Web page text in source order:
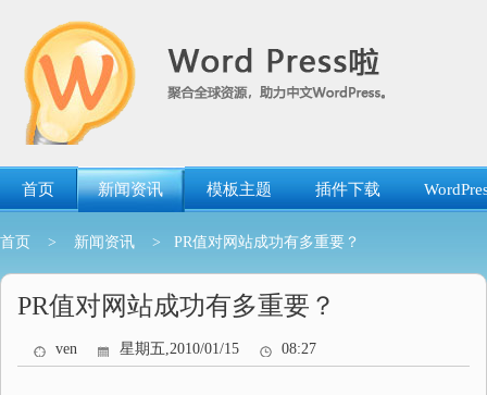
首页 新闻资讯 模板主题 插件下载
首页 > 新闻资讯 > PR值对网站成功有多重要？
PR值对网站成功有多重要？
ven 星期五,2010/01/15 08:27